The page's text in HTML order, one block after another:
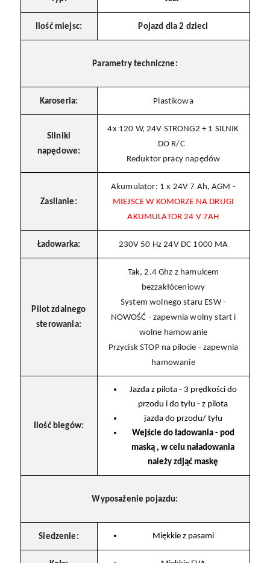
Ilość miejsc: Pojazd dla 2 dziecI
Parametry techniczne:
Karoseria: Plastikowa
Silniki
napędowe:
4x 120 W, 24V STRONG2 + 1 SILNIK
DO R/C
Reduktor pracy napędów
Zasilanie:
Akumulator: 1 x 24V 7 Ah, AGM -
MIEJSCE W KOMORZE NA DRUGI
AKUMULATOR 24 V 7AH
Ładowarka: 230V 50 Hz 24V DC 1000 MA
Pilot zdalnego
sterowania:
Tak, 2.4 Ghz z hamulcem
bezzakłóceniowy
System wolnego staru ESW -
NOWOŚĆ - zapewnia wolny start i
wolne hamowanie
Przycisk STOP na pilocie - zapewnia
hamowanie
Ilość biegów:
Jazda z pilota - 3 prędkości do
przodu i do tyłu - z pilota
jazda do przodu/ tyłu
Wejście do ładowania - pod
maską , w celu naładowania
należy zdjąć maskę
Wyposażenie pojazdu:
Siedzenie: Miękkie z pasami